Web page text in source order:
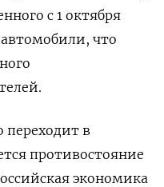
с 1 октября
что
переходит в
противостояние
экономика